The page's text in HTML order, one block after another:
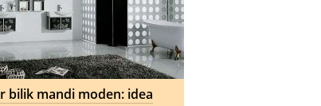
bilik mandi moden: idea